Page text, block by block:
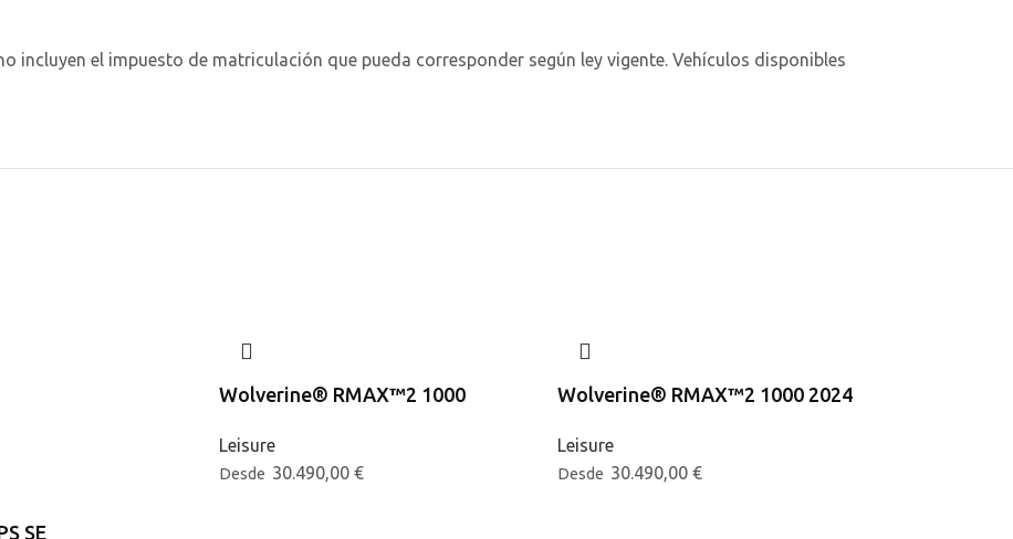
incluyen el impuesto de matriculación que pueda corresponder según ley vigente. Vehículos disponibles
SE
Wolverine® RMAX™2 1000
Leisure
Desde 30.490,00 €
Wolverine® RMAX™2 1000 2024
Leisure
Desde 30.490,00 €